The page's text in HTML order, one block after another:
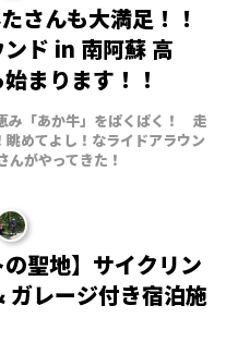
さんも大満足！！
ンド in 南阿蘇 高
まります！！
み「あか牛」をぱくぱく！ 走
眺めてよし！なライドアラウン
がやってきた！
の聖地】サイクリン
ガレージ付き宿泊施